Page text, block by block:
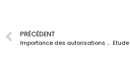
PRÉCÉDENT
Importance des autorisations sectorielles pour l’entreprise en Tunisie